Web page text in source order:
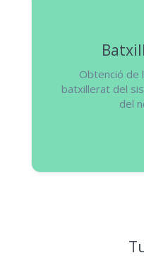
Obtenció de
batxillerat del
del